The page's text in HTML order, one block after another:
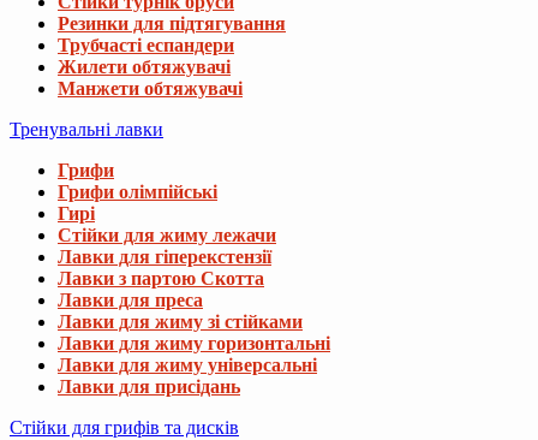
Резинки для підтягування
Трубчасті еспандери
Жилети обтяжувачі
Манжети обтяжувачі
Тренувальні лавки
Грифи
Грифи олімпійські
Гирі
Стійки для жиму лежачи
Лавки для гіперекстензії
Лавки з партою Скотта
Лавки для преса
Лавки для жиму зі стійками
Лавки для жиму горизонтальні
Лавки для жиму універсальні
Лавки для присідань
Стійки для грифів та дисків